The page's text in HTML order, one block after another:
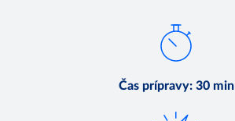
Čas prípravy: 30 min